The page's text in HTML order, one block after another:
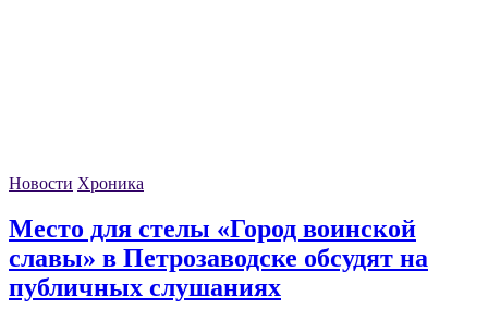
Новости Хроника
Место для стелы «Город воинской
славы» в Петрозаводске обсудят на
публичных слушаниях